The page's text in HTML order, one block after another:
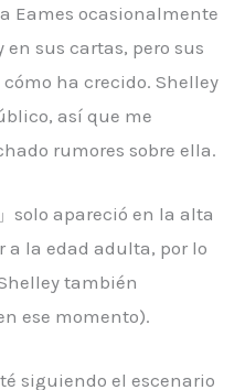
Eames ocasionalmente
sus cartas, pero sus
ha crecido. Shelley
así que me
rumores sobre ella.
solo apareció en la alta
a la edad adulta, por lo
también
ese momento).
siguiendo el escenario